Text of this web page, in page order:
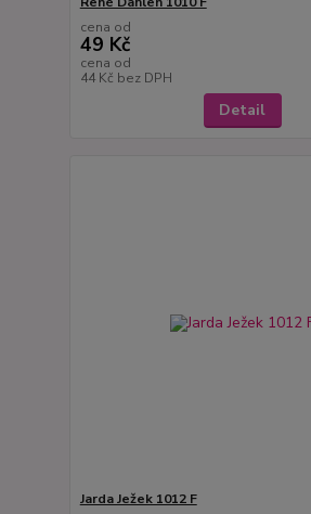
cena od
49 Kč
cena od
44 Kč bez DPH
Detail
Jarda Ježek 1012 F